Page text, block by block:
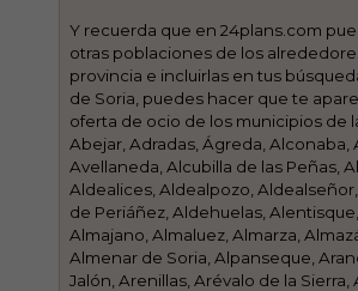
Y recuerda que en 24plans.com
otras poblaciones de los
provincia e incluirlas en tus
de Soria, puedes hacer que te
oferta de ocio de los municipios de
Abejar, Adradas, Ágreda, Alconaba,
Avellaneda, Alcubilla de las Peñas,
Aldealices, Aldealpozo,
de Periáñez, Aldehuelas, Alentisque,
Almajano, Almaluez, Almarza,
Almenar de Soria, Alpanseque,
Jalón, Arenillas, Arévalo de la Sierra,